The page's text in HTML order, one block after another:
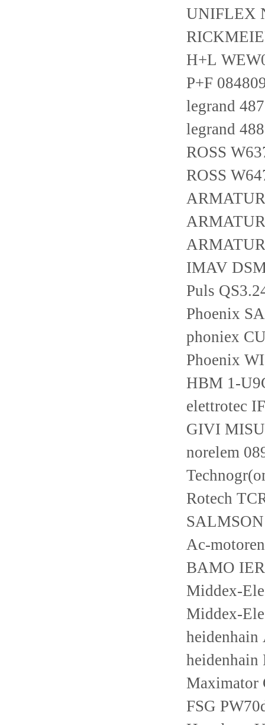
UNIFLEX
H+L
P+F
legrand
legrand
ROSS
ROSS
IMAV
Puls
Phoenix
phoniex
Phoenix
HBM 1-
elettrotec
GIVI
norelem
Rotech
Ac-
BAMO
Middex-
Middex-
Maximator
FSG